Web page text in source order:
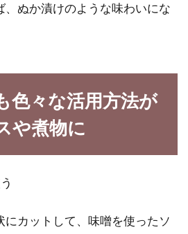
半の食事の適量ってどのくらい
を過ぎると、徐々におっぱいやミルクから
食に移行する時期です。食べられるもの
増えてきま...
布だし」を簡単に作る
汁にはだしが必要不可欠ですが、普段どの
、ぬか漬けのような味わいにな
色々な活用方法が
や煮物に
カットして、味噌を使ったソ